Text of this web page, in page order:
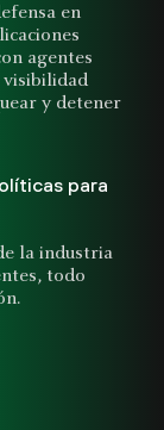
en
agentes
visibilidad
y detener
para
la industria
todo